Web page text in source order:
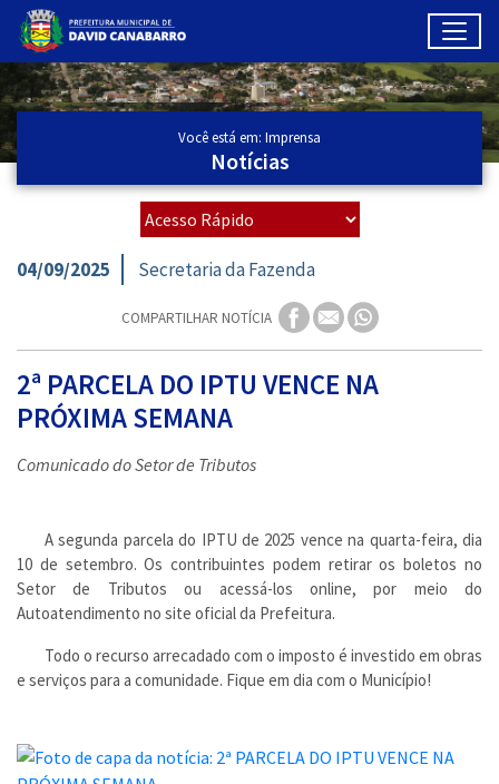
Ir para conteúdo principal
Conteúdo Principal
Você está em: Imprensa
Notícias
04/09/2025 Secretaria da Fazenda
COMPARTILHAR NOTÍCIA
2ª PARCELA DO IPTU VENCE NA
PRÓXIMA SEMANA
Comunicado do Setor de Tributos
A segunda parcela do IPTU de 2025 vence na quarta-feira, dia
10 de setembro. Os contribuintes podem retirar os boletos no
Setor de Tributos ou acessá-los online, por meio do
Autoatendimento no site oficial da Prefeitura.
Todo o recurso arrecadado com o imposto é investido em obras
e serviços para a comunidade. Fique em dia com o Município!